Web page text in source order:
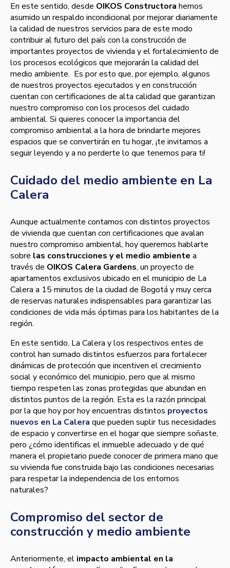
En este sentido, desde OIKOS Constructora hemos
asumido un respaldo incondicional por mejorar diariamente
la calidad de nuestros servicios para de este modo
contribuir al futuro del país con la construcción de
importantes proyectos de vivienda y el fortalecimiento de
los procesos ecológicos que mejorarán la calidad del
medio ambiente. Es por esto que, por ejemplo, algunos
de nuestros proyectos ejecutados y en construcción
cuentan con certificaciones de alta calidad que garantizan
nuestro compromiso con los procesos del cuidado
ambiental. Si quieres conocer la importancia del
compromiso ambiental a la hora de brindarte mejores
espacios que se convertirán en tu hogar, ¡te invitamos a
seguir leyendo y a no perderte lo que tenemos para ti!
Cuidado del medio ambiente en La
Calera
Aunque actualmente contamos con distintos proyectos
de vivienda que cuentan con certificaciones que avalan
nuestro compromiso ambiental, hoy queremos hablarte
sobre las construcciones y el medio ambiente a
través de OIKOS Calera Gardens, un proyecto de
apartamentos exclusivos ubicado en el municipio de La
Calera a 15 minutos de la ciudad de Bogotá y muy cerca
de reservas naturales indispensables para garantizar las
condiciones de vida más óptimas para los habitantes de la
región.
En este sentido, La Calera y los respectivos entes de
control han sumado distintos esfuerzos para fortalecer
dinámicas de protección que incentiven el crecimiento
social y económico del municipio, pero que al mismo
tiempo respeten las zonas protegidas que abundan en
distintos puntos de la región. Esta es la razón principal
por la que hoy por hoy encuentras distintos proyectos
nuevos en La Calera que pueden suplir tus necesidades
de espacio y convertirse en el hogar que siempre soñaste,
pero ¿cómo identificas el inmueble adecuado y de qué
manera el propietario puede conocer de primera mano que
su vivienda fue construida bajo las condiciones necesarias
para respetar la independencia de los entornos
naturales?
Compromiso del sector de
construcción y medio ambiente
Anteriormente, el impacto ambiental en la